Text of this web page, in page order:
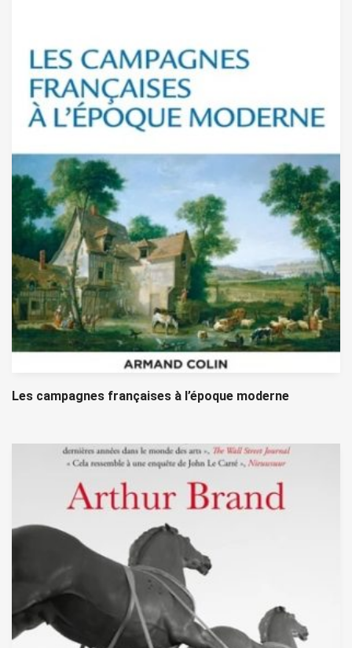
Les campagnes françaises à l’époque moderne